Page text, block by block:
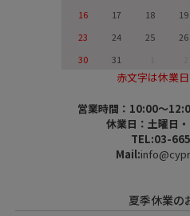
16
17 18 19
23
24 25 26
30
31
赤文字は休業
営業時間：10:00～
休業日：土曜日
TEL:03-
Mail:
夏季休業の